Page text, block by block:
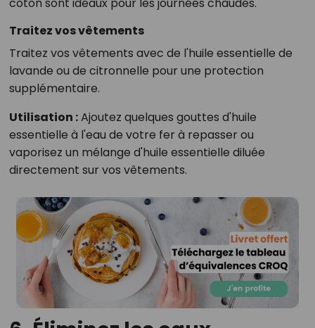
coton sont idéaux pour les journées chaudes.
Traitez vos vêtements
Traitez vos vêtements avec de l'huile essentielle de
lavande ou de citronnelle pour une protection
supplémentaire.
Utilisation :Ajoutez quelques gouttes d'huile
essentielle à l'eau de votre fer à repasser ou
vaporisez un mélange d'huile essentielle diluée
directement sur vos vêtements.